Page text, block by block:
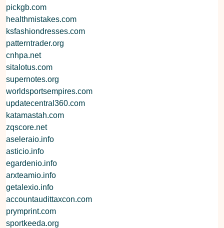
pickgb.com
healthmistakes.com
ksfashiondresses.com
patterntrader.org
cnhpa.net
sitalotus.com
supernotes.org
worldsportsempires.com
updatecentral360.com
katamastah.com
zqscore.net
aseleraio.info
asticio.info
egardenio.info
arxteamio.info
getalexio.info
accountaudittaxcon.com
prymprint.com
sportkeeda.org